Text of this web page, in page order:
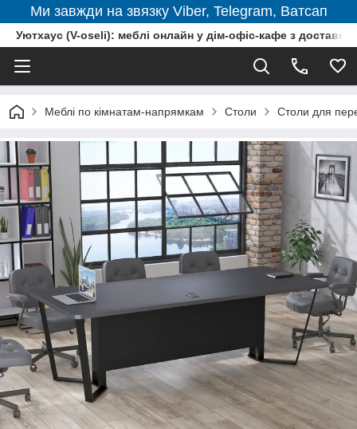
Ми завжди на звязку Viber, Telegram, Ватсап
Уютхаус (V-oseli): меблі онлайн у дім-офіс-кафе з
Меблі по кімнатам-напрямкам Столи Столи для